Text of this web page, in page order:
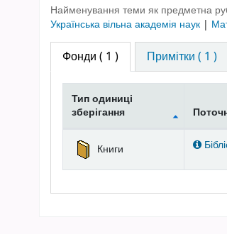
Найменування теми як предметна
Українська вільна академія наук |
Фонди ( 1 ) Примітки ( 1 )
Фонди
Тип одиниці
зберігання
Книги